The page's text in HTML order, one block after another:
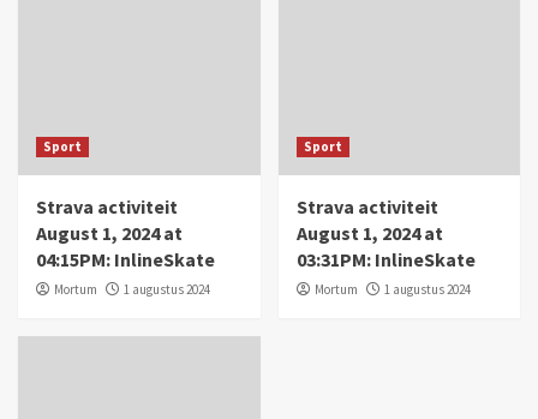
Sport
Strava activiteit
August 1, 2024 at
04:15PM: InlineSkate
Mortum 1 augustus 2024
Sport
Strava activiteit
August 1, 2024 at
03:31PM: InlineSkate
Mortum 1 augustus 2024